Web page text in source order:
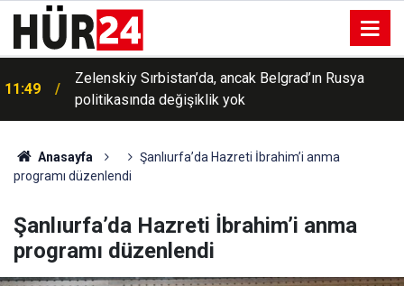
11:48
Bursa’daki denetimlerde 7 ayda 40 milyon liranın
üzerinde idari para cezası uygulandı
Anasayfa
Şanlıurfa’da Hazreti İbrahim’i anma
programı düzenlendi
Şanlıurfa’da Hazreti İbrahim’i anma
programı düzenlendi